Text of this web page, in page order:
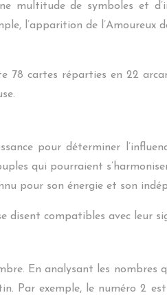
multitude de symboles et
l’apparition de
78 cartes réparties en 22
pour déterminer
qui pourraient
pour son énergie et son
disent compatibles avec leur
En analysant les nombres
Par exemple, le numéro 2